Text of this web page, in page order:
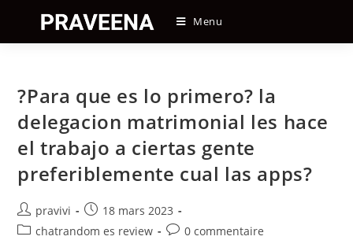
content
Menu
?Para que es lo primero? la
delegacion matrimonial les hace
el trabajo a ciertas gente
preferiblemente cual las apps?
Auteur/autrice
de
pravivi
Post
published:
18 mars 2023
Postchatrandom es review
Post0 commentaire